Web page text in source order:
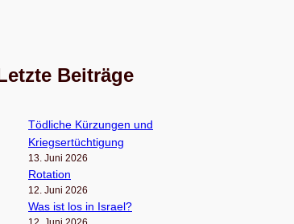
Beiträge
Töd­li­che Kür­zun­gen und
Kriegsertüchtigung
13. Juni 2026
Rota­tion
12. Juni 2026
Was ist los in Israel?
12. Juni 2026